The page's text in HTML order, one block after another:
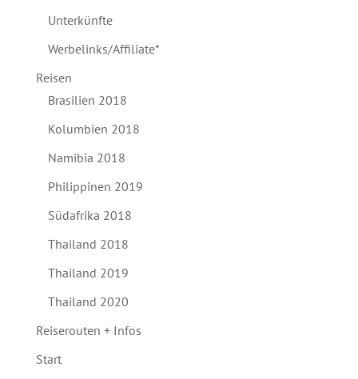
Unterkünfte
Werbelinks/Affiliate*
Reisen
Brasilien 2018
Kolumbien 2018
Namibia 2018
Philippinen 2019
Südafrika 2018
Thailand 2018
Thailand 2019
Thailand 2020
Reiserouten + Infos
Start